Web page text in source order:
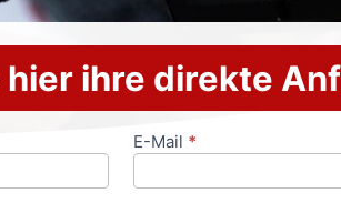
hier ihre direkte
E-Mail *